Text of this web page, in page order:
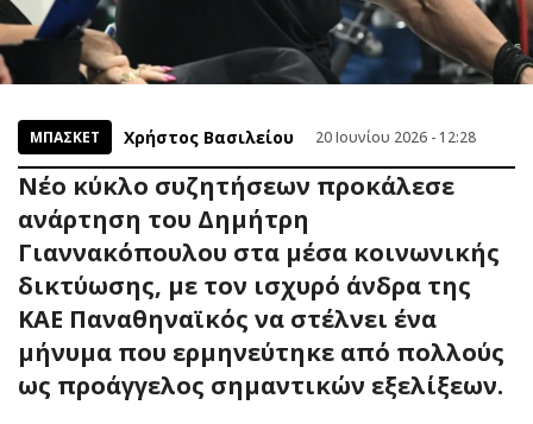
ΜΠΑΣΚΕΤ Χρήστος Βασιλείου 20 Ιουνίου 2026 - 12:28
Νέο κύκλο συζητήσεων προκάλεσε
ανάρτηση του Δημήτρη
Γιαννακόπουλου στα μέσα κοινωνικής
δικτύωσης, με τον ισχυρό άνδρα της
ΚΑΕ Παναθηναϊκός να στέλνει ένα
μήνυμα που ερμηνεύτηκε από πολλούς
ως προάγγελος σημαντικών εξελίξεων.